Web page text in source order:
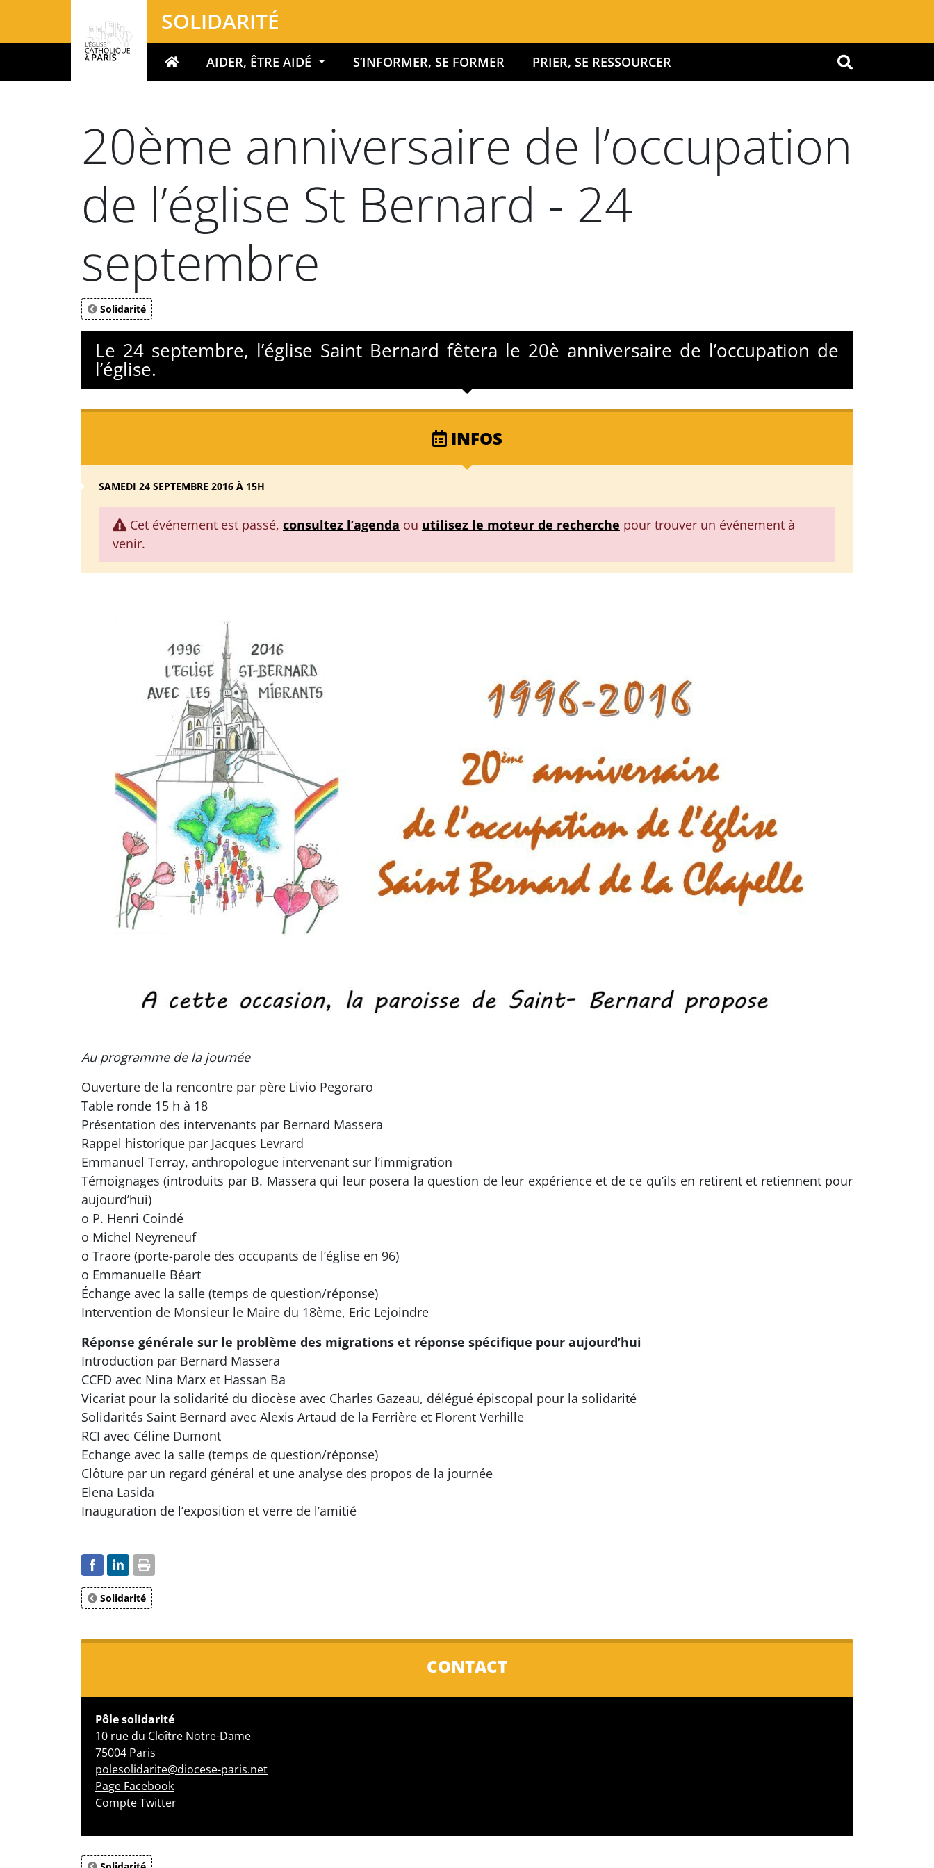
SOLIDARITÉ
Votre recherche OK
AIDER, ÊTRE AIDÉ S’INFORMER, SE FORMER PRIER, SE RESSOURCER
20ème anniversaire de l’occupation
de l’église St Bernard - 24
septembre
Solidarité
Le 24 septembre, l’église Saint Bernard fêtera le 20è anniversaire de l’occupation de
l’église.
INFOS
SAMEDI 24 SEPTEMBRE 2016 À 15H
Cet événement est passé, consultez l’agenda ou utilisez le moteur de recherche pour trouver un événement à
venir.
Au programme de la journée
Ouverture de la rencontre par père Livio Pegoraro
Table ronde 15 h à 18
Présentation des intervenants par Bernard Massera
Rappel historique par Jacques Levrard
Emmanuel Terray, anthropologue intervenant sur l’immigration
Témoignages (introduits par B. Massera qui leur posera la question de leur expérience et de ce qu’ils en retirent et retiennent pour
aujourd’hui)
o P. Henri Coindé
o Michel Neyreneuf
o Traore (porte-parole des occupants de l’église en 96)
o Emmanuelle Béart
Échange avec la salle (temps de question/réponse)
Intervention de Monsieur le Maire du 18ème, Eric Lejoindre
Réponse générale sur le problème des migrations et réponse spécifique pour aujourd’hui
Introduction par Bernard Massera
CCFD avec Nina Marx et Hassan Ba
Vicariat pour la solidarité du diocèse avec Charles Gazeau, délégué épiscopal pour la solidarité
Solidarités Saint Bernard avec Alexis Artaud de la Ferrière et Florent Verhille
RCI avec Céline Dumont
Echange avec la salle (temps de question/réponse)
Clôture par un regard général et une analyse des propos de la journée
Elena Lasida
Inauguration de l’exposition et verre de l’amitié
Solidarité
CONTACT
Pôle solidarité
10 rue du Cloître Notre-Dame
75004 Paris
polesolidarite@diocese-paris.net
Page Facebook
Compte Twitter